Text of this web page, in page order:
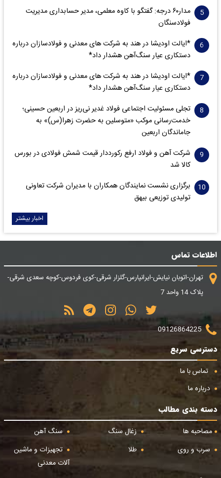
مدار‌۶٠ درجه: گفتگو با کاوه معلمی، مدیر حسابداری مدیریت
فولادسنگان
*ایالت اودیشا در هند به شرکت های معدنی و فولادسازان درباره
دستکاری عیار سنگ‌آهن هشدار داد*
*ایالت اودیشا در هند به شرکت های معدنی و فولادسازان درباره
دستکاری عیار سنگ‌آهن هشدار داد*
تجلی مسئولیت اجتماعی فولاد غدیر نی‌ریز در اربعین حسینی؛
خدمت‌رسانی موکب «متوسلین به حضرت زهرا(س)» به
جاماندگان اربعین
شرکت آهن و فولاد ارفع رکورددار قیمت شمش فولادی در بورس
کالا شد
برگزاری نشست نمایندگان همکاران با مدیران شرکت تعاونی
تولیدی توزیعی بیهق
اخبار بیشتر
اطلاعات تماس
تهران-اتوبان نیایش-ایرانپارس-گلزار شرقی-کوی فردوس-کوچه سعدی شرقی-
پلاک 14 واحد 7
09126864225
دسترسی سریع
تماس با ما
درباره ما
دسته بندی مطالب
مصاحبه ها
زغال سنگ
سنگ آهن
سرب و روی
طلا
تجهیزات و ماشین
آلات معدنی